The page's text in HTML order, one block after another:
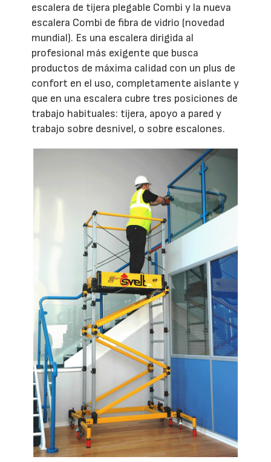
escalera de tijera plegable Combi y la nueva
escalera Combi de fibra de vidrio (novedad
mundial). Es una escalera dirigida al
profesional más exigente que busca
productos de máxima calidad con un plus de
confort en el uso, completamente aislante y
que en una escalera cubre tres posiciones de
trabajo habituales: tijera, apoyo a pared y
trabajo sobre desnivel, o sobre escalones.